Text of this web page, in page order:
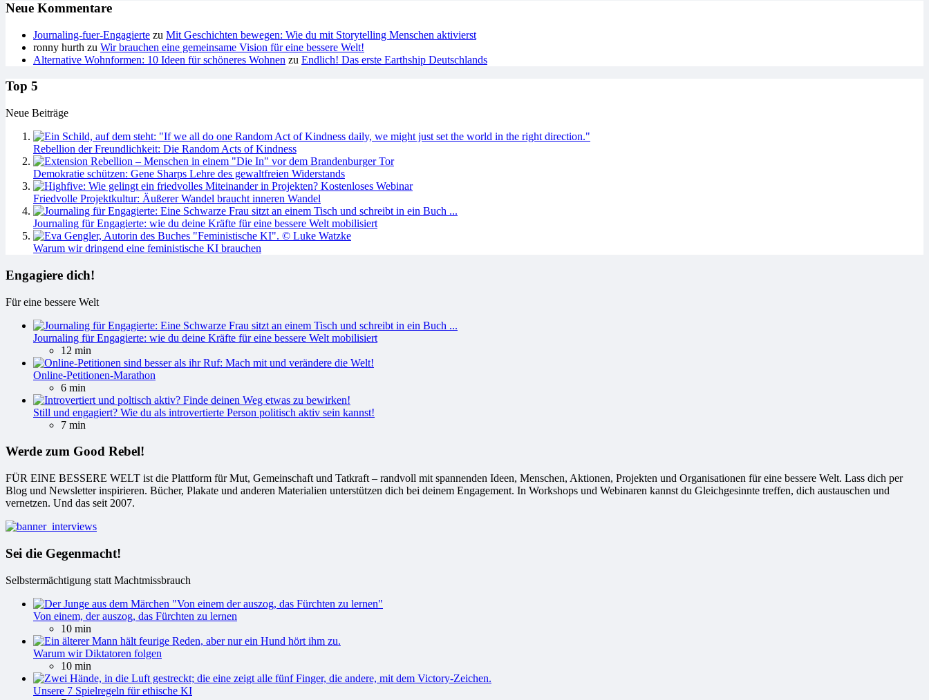
Neue Kommentare
Journaling-fuer-Engagierte zu Mit Geschichten bewegen: Wie du mit Storytelling Menschen aktivierst
ronny hurth zu Wir brauchen eine gemeinsame Vision für eine bessere Welt!
Alternative Wohnformen: 10 Ideen für schöneres Wohnen zu Endlich! Das erste Earthship Deutschlands
Top 5
Neue Beiträge
Rebellion der Freundlichkeit: Die Random Acts of Kindness
Demokratie schützen: Gene Sharps Lehre des gewaltfreien Widerstands
Friedvolle Projektkultur: Äußerer Wandel braucht inneren Wandel
Journaling für Engagierte: wie du deine Kräfte für eine bessere Welt mobilisiert
Warum wir dringend eine feministische KI brauchen
Engagiere dich!
Für eine bessere Welt
Journaling für Engagierte: wie du deine Kräfte für eine bessere Welt mobilisiert
12 min
Online-Petitionen-Marathon
6 min
Still und engagiert? Wie du als introvertierte Person politisch aktiv sein kannst!
7 min
Werde zum Good Rebel!
FÜR EINE BESSERE WELT ist die Plattform für Mut, Gemeinschaft und Tatkraft – randvoll mit spannenden Ideen, Menschen, Aktionen, Projekten und Organisationen für eine bessere Welt. Lass dich per
Blog und Newsletter inspirieren. Bücher, Plakate und anderen Materialien unterstützen dich bei deinem Engagement. In Workshops und Webinaren kannst du Gleichgesinnte treffen, dich austauschen und
vernetzen. Und das seit 2007.
Sei die Gegenmacht!
Selbstermächtigung statt Machtmissbrauch
Von einem, der auszog, das Fürchten zu lernen
10 min
Warum wir Diktatoren folgen
10 min
Unsere 7 Spielregeln für ethische KI